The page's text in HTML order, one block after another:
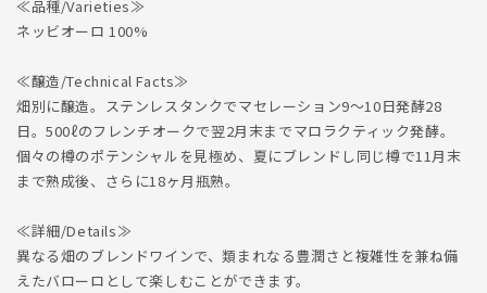
≪品種/Varieties≫
ネッビオーロ 100%
≪醸造/Technical Facts≫
畑別に醸造。ステンレスタンクでマセレーション9～10日発酵28
日。500ℓのフレンチオークで翌2月末までマロラクティック発酵。
個々の樽のポテンシャルを見極め、夏にブレンドし同じ樽で11月末
まで熟成後、さらに18ヶ月瓶熟。
≪詳細/Details≫
異なる畑のブレンドワインで、類まれなる豊潤さと複雑性を兼ね備
えたバローロとして楽しむことができます。